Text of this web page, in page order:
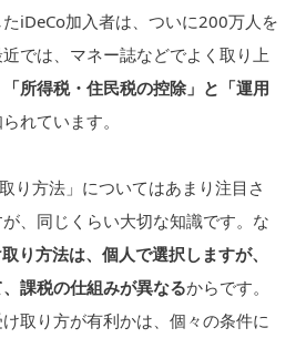
iDeCo加入者は、ついに200万人を
では、マネー誌などでよく取り上
「所得税・住民税の控除」と「運用
れています。
り方法」についてはあまり注目さ
、同じくらい大切な知識です。な
り方法は、個人で選択しますが、
課税の仕組みが異なるからです。
取り方が有利かは、個々の条件に